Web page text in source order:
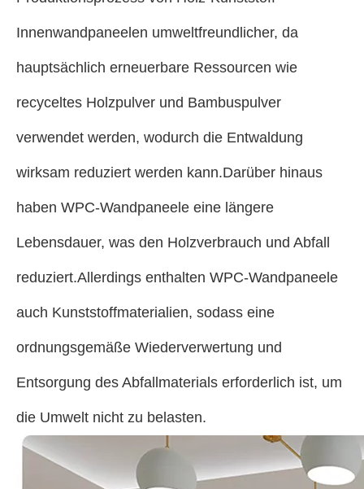
Innenwandpaneelen umweltfreundlicher, da
hauptsächlich erneuerbare Ressourcen wie
recyceltes Holzpulver und Bambuspulver
verwendet werden, wodurch die Entwaldung
wirksam reduziert werden kann.Darüber hinaus
haben WPC-Wandpaneele eine längere
Lebensdauer, was den Holzverbrauch und Abfall
reduziert.Allerdings enthalten WPC-Wandpaneele
auch Kunststoffmaterialien, sodass eine
ordnungsgemäße Wiederverwertung und
Entsorgung des Abfallmaterials erforderlich ist, um
die Umwelt nicht zu belasten.